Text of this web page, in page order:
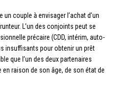
couple à envisager l’achat d’un
L’un des conjoints peut se
précaire (CDD, intérim, auto-
insuffisants pour obtenir un prêt
que l’un des deux partenaires
raison de son âge, de son état de